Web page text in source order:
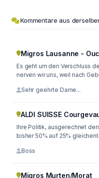
Kommentare aus
Migros Lausanne -
Es geht um den Verschluss
nerven wir uns, weil nach
Sehr geehrte Dame...
ALDI SUISSE
Ihre Politik, ausgerechnet
bisher 50% auf 25%
Boss
Migros Murten/Morat